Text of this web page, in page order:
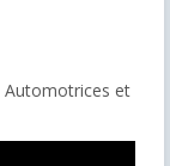
Automotrices et